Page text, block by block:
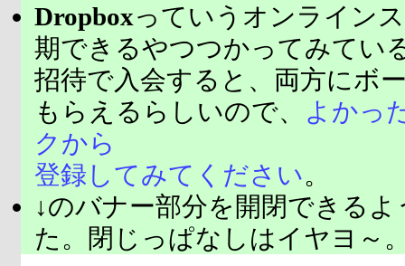
Dropboxっていうオンライン
期できるやつつかってみてい
招待で入会すると、両方にボ
もらえるらしいので、
よかっ
クから
登録してみてください。
↓のバナー部分を開閉できる
た。閉じっぱなしはイヤヨ～